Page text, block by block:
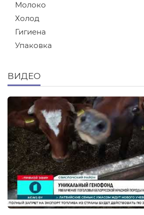
Молоко
Холод
Гигиена
Упаковка
ВИДЕО